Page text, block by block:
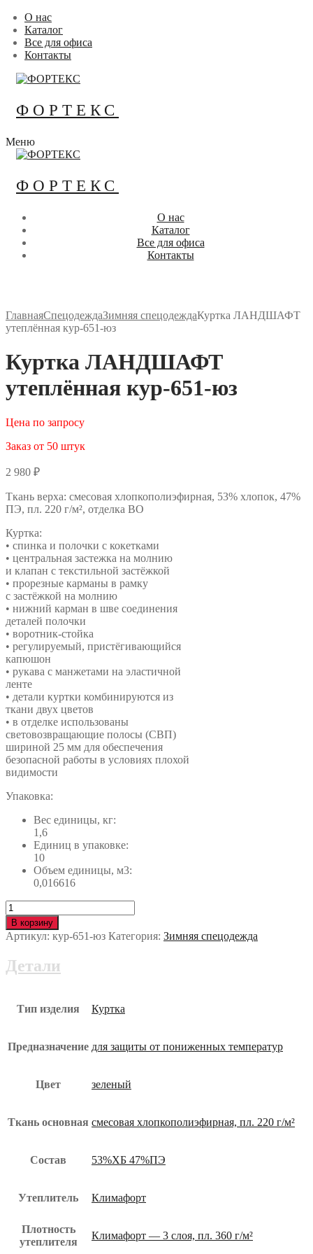
Перейти
содержимому
Меню
Закрыть
О нас
Каталог
Все для офиса
Контакты
ФОРТЕКС
Меню
ФОРТЕКС
О нас
Каталог
Все для офиса
Контакты
ГлавнаяСпецодеждаЗимняя спецодеждаКуртка ЛАНДШАФТ
утеплённая кур-651-юз
Куртка ЛАНДШАФТ
утеплённая кур-651-юз
Цена по запросу
Заказ от 50 штук
2 980 ₽
Ткань верха: смесовая хлопкополиэфирная, 53% хлопок, 47%
ПЭ, пл. 220 г/м², отделка ВО
Куртка:
• спинка и полочки с кокетками
• центральная застежка на молнию
и клапан с текстильной застёжкой
• прорезные карманы в рамку
с застёжкой на молнию
• нижний карман в шве соединения
деталей полочки
• воротник-стойка
• регулируемый, пристёгивающийся
капюшон
• рукава с манжетами на эластичной
ленте
• детали куртки комбинируются из
ткани двух цветов
• в отделке использованы
световозвращающие полосы (СВП)
шириной 25 мм для обеспечения
безопасной работы в условиях плохой
видимости
Упаковка:
Вес единицы, кг:
1,6
Единиц в упаковке:
10
Объем единицы, м3:
0,016616
Количество
Куртка
ЛАНДШАФТ
утеплённая
юз
В корзину
Артикул: кур-651-юз Категория: Зимняя спецодежда
Детали
Тип изделия Куртка
Предназначение для защиты от пониженных температур
Цвет зеленый
Ткань основная смесовая хлопкополиэфирная, пл. 220 г/м²
Состав 53%ХБ 47%ПЭ
Утеплитель Климафорт
Плотность
утеплителя
Климафорт — 3 слоя, пл. 360 г/м²